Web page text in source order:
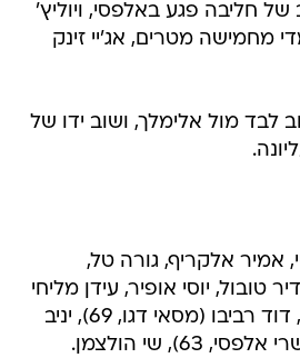
של חליבה פגע באלפסי, ויוליץ'
מחמישה מטרים, אג'יי זינק
שוב לבד מול אלימלך, ושוב ידו של
אמיר אלקריף, גורה טל,
טובול, יוסי אופיר, עידן מליחי
(אייל אלמושנינו, 82), דוד רביבו (מסאי דגו, 69), יניב
63), שי הולצמן.